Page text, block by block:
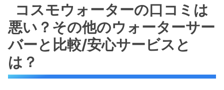
コスモウォーターの口コミは
悪い？その他のウォーターサー
バーと比較/安心サービスと
は？